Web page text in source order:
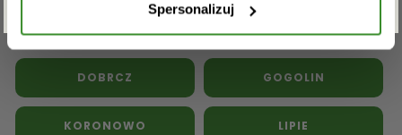
Spersonalizuj
DOBRCZ GOGOLIN
KORONOWO LIPIE